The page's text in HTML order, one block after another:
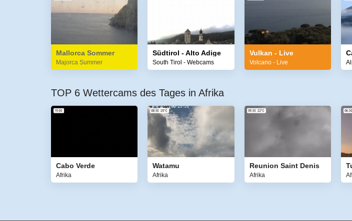
Mallorca Sommer
Majorca Summer
Südtirol - Alto Adige
South Tirol - Webcams
Vulkan - Live
Volcano - Live
TOP 6 Wettercams des Tages in Afrika
Cabo Verde
Afrika
Watamu
Afrika
Reunion Saint Denis
Afrika